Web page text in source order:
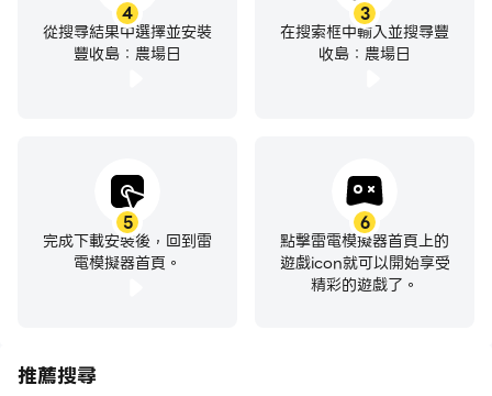
3
在搜索框中輸入並搜尋豐
收島：農場日
4
從搜尋結果中選擇並安裝
豐收島：農場日
5
完成下載安裝後，回到雷
電模擬器首頁。
6
點擊雷電模擬器首頁上的
遊戲icon就可以開始享受
精彩的遊戲了。
推薦搜尋